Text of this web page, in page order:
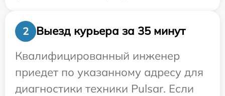
2
Выезд курьера за 35 минут
Квалифицированный инженер
приедет по указанному адресу для
диагностики техники Pulsar. Если